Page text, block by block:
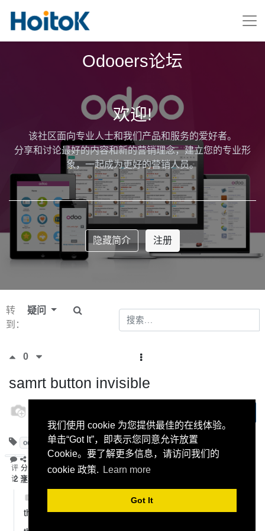
我们使用 cookie 为您提供最佳的在线体验。
单击“Got It”，即表示您同意允许放置
Cookie。要了解更多信息，请访问我们的
cookie 政策.
Learn more
Got It
Odooers论坛
欢迎!
该社区面向专业人士和我们产品和服务的爱好者。
分享和讨论最好的内容和新的营销理念，建立您的专业形
象，一起成为更好的营销人员。
隐藏简介 注册
转
到：
疑问
0
samrt button invisible
2022
odoo v15
评
论
分
享
2注释
thank you SB but problem is solved by other trick